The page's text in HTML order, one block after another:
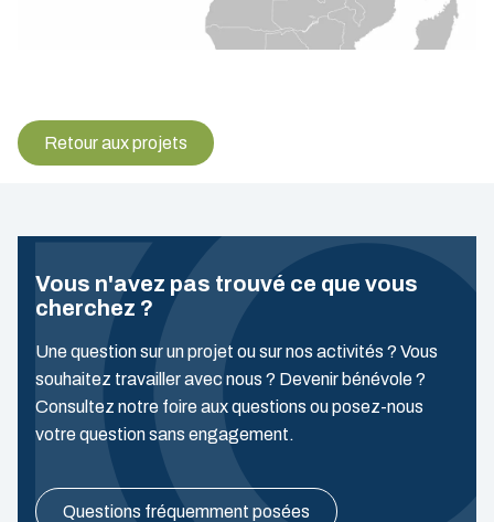
Retour aux projets
Vous n'avez pas trouvé ce que vous
cherchez ?
Une question sur un projet ou sur nos activités ? Vous
souhaitez travailler avec nous ? Devenir bénévole ?
Consultez notre foire aux questions ou posez-nous
votre question sans engagement.
Questions fréquemment posées